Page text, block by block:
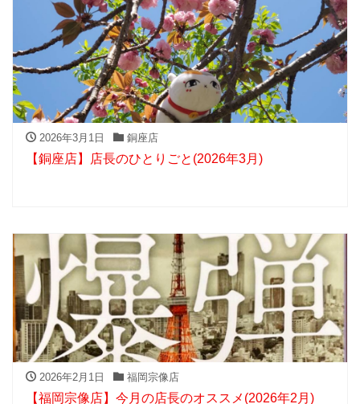
2026年3月1日 銅座店
【銅座店】店長のひとりごと(2026年3月)
2026年2月1日 福岡宗像店
【福岡宗像店】今月の店長のオススメ(2026年2月)